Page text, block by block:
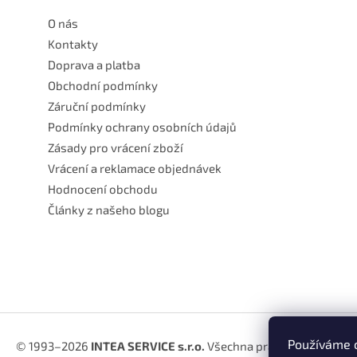
Používáme
O nás
Kontakty
Doprava a platba
Obchodní podmínky
Záruční podmínky
Podmínky ochrany osobních údajů
Zásady pro vrácení zboží
Vrácení a reklamace objednávek
Hodnocení obchodu
Články z našeho blogu
© 1993–2026 INTEA SERVICE s.r.o. Všechna práva vyhrazena.